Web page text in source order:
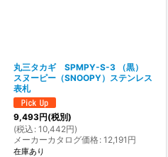
丸三タカギ SPMPY-S-3 （黒）
スヌーピー（SNOOPY）ステンレス
表札
9,493円(税別)
(税込 : 10,442円)
メーカーカタログ価格: 12,191 円
在庫あり